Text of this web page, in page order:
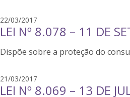
u
e
n
n
i
r
u
22/03/2017s
i
v
n
n
LEI Nº 8.078 – 11 DE
Dispõe sobre a proteção do
21/03/2017s
i
LEI Nº 8.069 – 13 DE